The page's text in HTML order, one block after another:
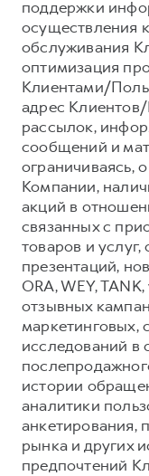
Коллекция
поддержки
осуществления
обслуживания
оптимизация
Клиентами/
адрес
рассылок,
сообщений и
ограничиваясь,
Компании,
акций в
связанных с
товаров и
презентаций,
ORA, WEY,
отзывных
маркетинговых,
исследований в
истории
аналитики
анкетирования,
рынка и других
предпочтений